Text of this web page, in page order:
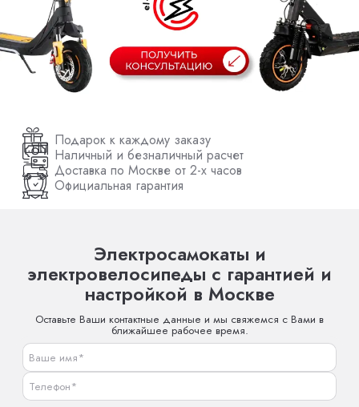
Подарок к каждому заказу
Наличный и безналичный расчет
Доставка по Москве от 2-х часов
Официальная гарантия
Электросамокаты и
электровелосипеды с гарантией и
настройкой в Москве
Оставьте Ваши контактные данные и мы свяжемся с Вами в
ближайшее рабочее время.